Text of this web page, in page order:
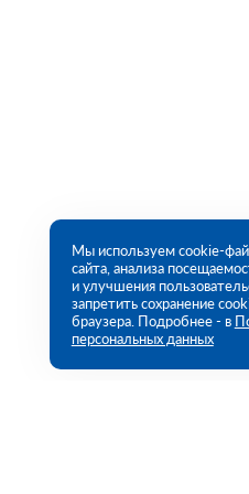
Мы используем cookie-
сайта, анализа
и улучшения
запретить сохранение
браузера. Подробнее - в
персональных данных